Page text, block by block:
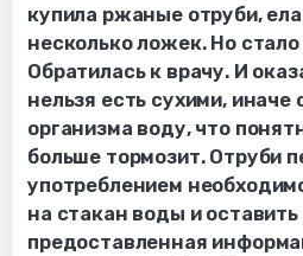
купила ржаные отруби,
несколько ложек. Но
Обратилась к врачу. И
нельзя есть сухими, иначе
организма воду, что
больше тормозит. Отруби
употреблением
на стакан воды и
предоставленная